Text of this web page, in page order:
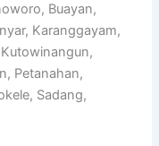
Buayan,
Karanggayam,
Petanahan,
Sadang,